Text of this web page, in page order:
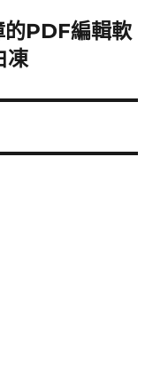
的PDF編輯軟
凍